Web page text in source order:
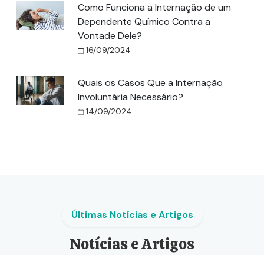
Como Funciona a Internação de um
Dependente Químico Contra a
Vontade Dele?
16/09/2024
Quais os Casos Que a Internação
Involuntária Necessário?
14/09/2024
Últimas Notícias e Artigos
Notícias e Artigos